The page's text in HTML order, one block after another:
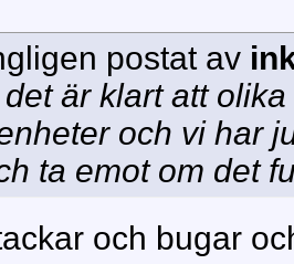
postat av
är klart att
och vi har
ta emot om det
och bugar